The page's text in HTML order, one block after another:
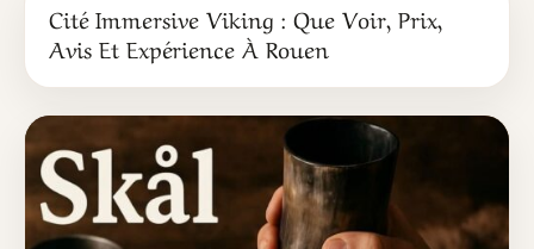
Cité Immersive Viking : Que Voir, Prix,
Avis Et Expérience À Rouen